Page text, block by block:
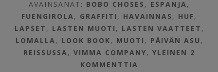
AVAINSANAT: BOBO CHOSES , ESPANJA,
FUENGIROLA, GRAFFITI , HAVAINNAS , HUF,
LAPSET , LASTEN MUOTI , LASTEN VAATTEET ,
LOMALLA, LOOK BOOK, MUOTI , PÄIVÄN ASU ,
REISSUSSA,VIMMA COMPANY,YLEINEN 2
KOMMENTTIA